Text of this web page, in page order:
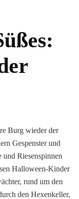
Burg wieder der
Gespenster und
und Riesenspinnen
Halloween-Kinder
rund um den
den Hexenkeller,